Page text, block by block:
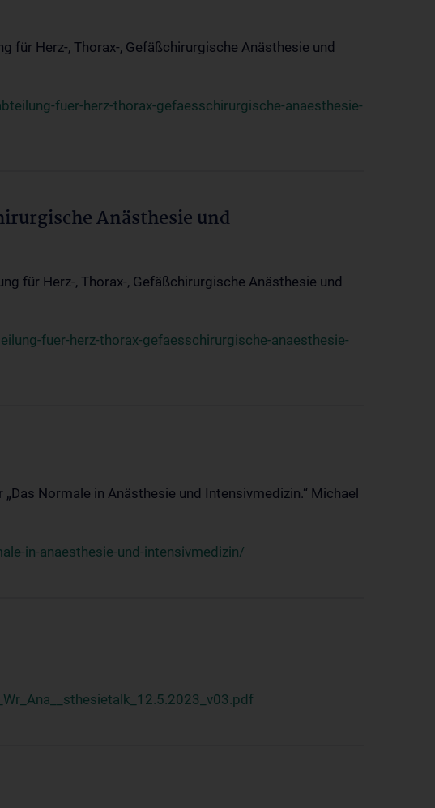
für Herz-, Thorax-, Gefäßchirurgische Anästhesie und
fuer-herz-thorax-gefaesschirurgische-anaesthesie-
Anästhesie und
für Herz-, Thorax-, Gefäßchirurgische Anästhesie und
fuer-herz-thorax-gefaesschirurgische-anaesthesie-
Normale in Anästhesie und Intensivmedizin.“ Michael
in-anaesthesie-und-intensivmedizin/